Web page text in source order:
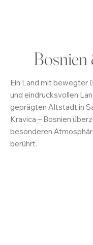
Ein Land mit bewegter
und eindrucksvollen
geprägten Altstadt in
Kravica – Bosnien
besonderen
berührt.